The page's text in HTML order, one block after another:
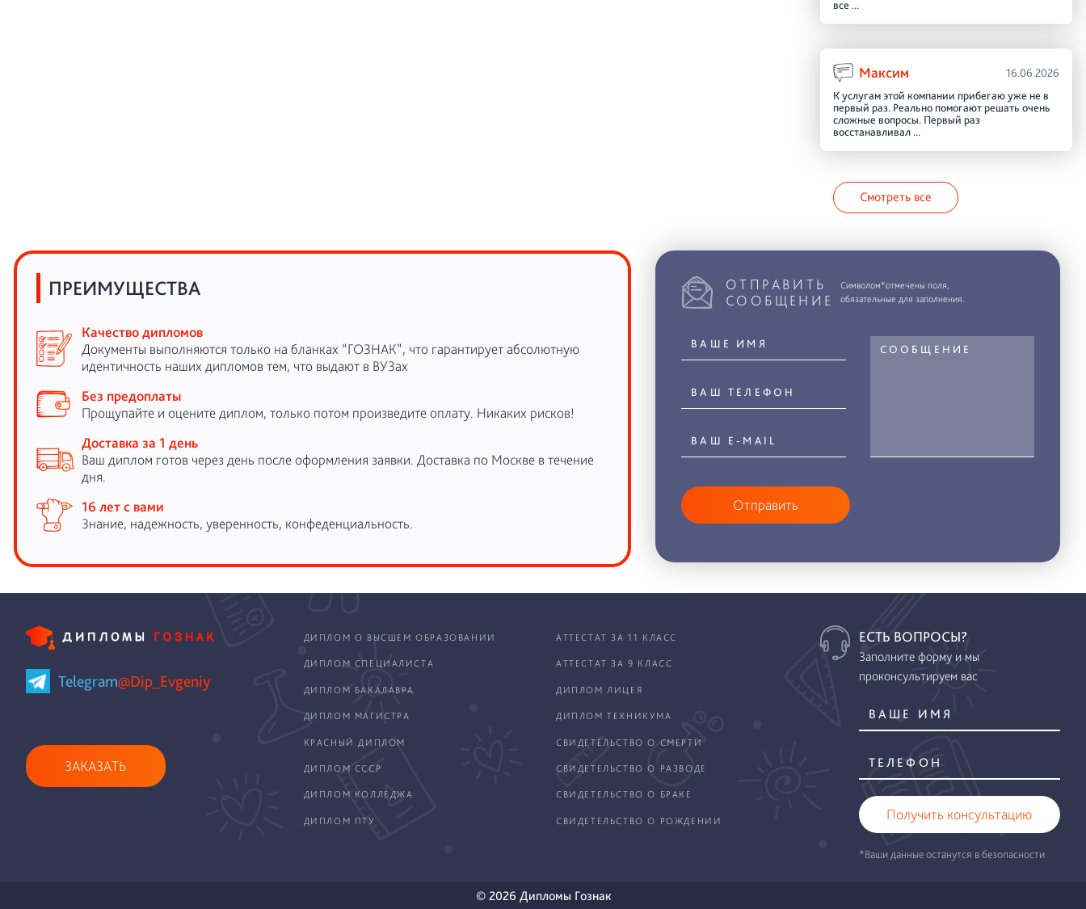
все ...
Максим 16.06.2026
К услугам этой компании прибегаю уже не в
первый раз. Реально помогают решать очень
сложные вопросы. Первый раз
восстанавливал ...
Смотреть все
ПРЕИМУЩЕСТВА
Качество дипломов
Документы выполняются только на бланках “ГОЗНАК”, что гарантирует абсолютную
идентичность наших дипломов тем, что выдают в ВУЗах
Без предоплаты
Прощупайте и оцените диплом, только потом произведите оплату. Никаких рисков!
Доставка за 1 день
Ваш диплом готов через день после оформления заявки. Доставка по Москве в течение
дня.
16 лет с вами
Знание, надежность, уверенность, конфеденциальность.
ОТПРАВИТЬ
СООБЩЕНИЕ
Символом*отмечены поля,
обязательные для заполнения.
Отправить
Telegram@Dip_Evgeniy
ЗАКАЗАТЬ
ДИПЛОМ О ВЫСШЕМ ОБРАЗОВАНИИ АТТЕСТАТ ЗА 11 КЛАСС
ДИПЛОМ СПЕЦИАЛИСТА АТТЕСТАТ ЗА 9 КЛАСС
ДИПЛОМ БАКАЛАВРА ДИПЛОМ ЛИЦЕЯ
ДИПЛОМ МАГИСТРА ДИПЛОМ ТЕХНИКУМА
КРАСНЫЙ ДИПЛОМ СВИДЕТЕЛЬСТВО О СМЕРТИ
ДИПЛОМ СССР СВИДЕТЕЛЬСТВО О РАЗВОДЕ
ДИПЛОМ КОЛЛЕДЖА СВИДЕТЕЛЬСТВО О БРАКЕ
ДИПЛОМ ПТУ СВИДЕТЕЛЬСТВО О РОЖДЕНИИ
ЕСТЬ ВОПРОСЫ?
Заполните форму и мы
проконсультируем вас
Получить консультацию
*Ваши данные останутся в безопасности
© 2026 Дипломы Гознак